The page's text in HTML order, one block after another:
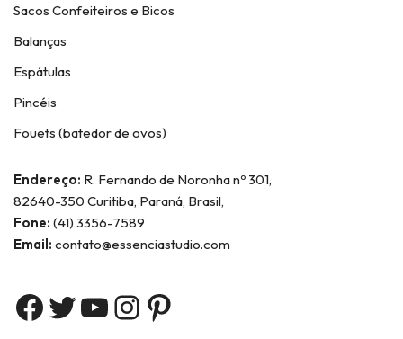
Sacos Confeiteiros e Bicos
Balanças
Espátulas
Pincéis
Fouets (batedor de ovos)
Endereço: R. Fernando de Noronha nº 301,
82640-350 Curitiba, Paraná, Brasil,
Fone: (41) 3356-7589
Email: contato@essenciastudio.com